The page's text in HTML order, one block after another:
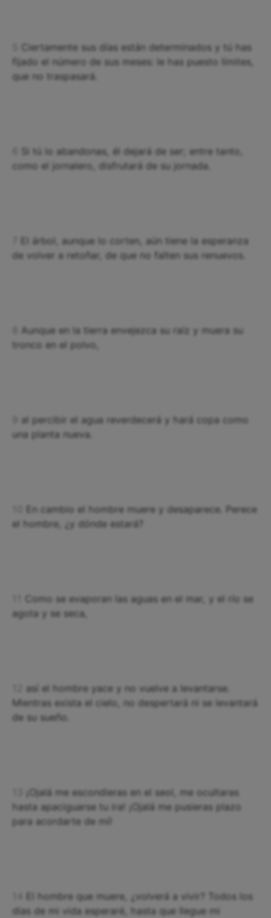
Ciertamente sus días están determinados y tú has
fijado el número de sus meses: le has puesto límites,
que no traspasará.
Si tú lo abandonas, él dejará de ser; entre tanto,
como el jornalero, disfrutará de su jornada.
El árbol, aunque lo corten, aún tiene la esperanza
de volver a retoñar, de que no falten sus renuevos.
Aunque en la tierra envejezca su raíz y muera su
tronco en el polvo,
al percibir el agua reverdecerá y hará copa como
una planta nueva.
En cambio el hombre muere y desaparece. Perece
el hombre, ¿y dónde estará?
Como se evaporan las aguas en el mar, y el río se
agota y se seca,
así el hombre yace y no vuelve a levantarse.
Mientras exista el cielo, no despertará ni se levantará
de su sueño.
¡Ojalá me escondieras en el seol, me ocultaras
hasta apaciguarse tu ira! ¡Ojalá me pusieras plazo
para acordarte de mí!
El hombre que muere, ¿volverá a vivir? Todos los
días de mi vida esperaré, hasta que llegue mi